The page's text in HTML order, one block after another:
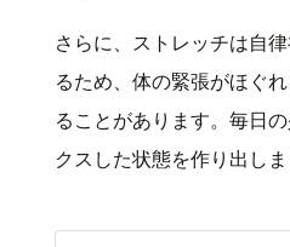
さらに、ストレッチは自
るため、体の緊張がほぐ
ることがあります。毎日
クスした状態を作り出しま